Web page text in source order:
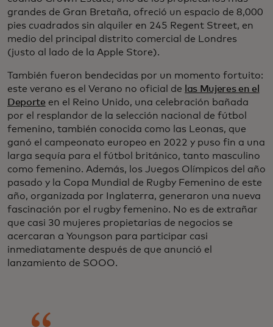
grandes de Gran Bretaña, ofreció un espacio de 8,000
pies cuadrados sin alquiler en 245 Regent Street, en
medio del principal distrito comercial de Londres
(justo al lado de la Apple Store).
También fueron bendecidas por un momento fortuito:
este verano es el Verano no oficial de
las Mujeres en el
Deporte en el Reino Unido, una celebración bañada
por el resplandor de la selección nacional de fútbol
femenino, también conocida como las Leonas, que
ganó el campeonato europeo en 2022 y puso fin a una
larga sequía para el fútbol británico, tanto masculino
como femenino. Además, los Juegos Olímpicos del año
pasado y la Copa Mundial de Rugby Femenino de este
año, organizada por Inglaterra, generaron una nueva
fascinación por el rugby femenino. No es de extrañar
que casi 30 mujeres propietarias de negocios se
acercaran a Youngson para participar casi
inmediatamente después de que anunció el
lanzamiento de SOOO.